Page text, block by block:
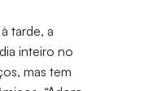
tarde, a
inteiro no
mas tem